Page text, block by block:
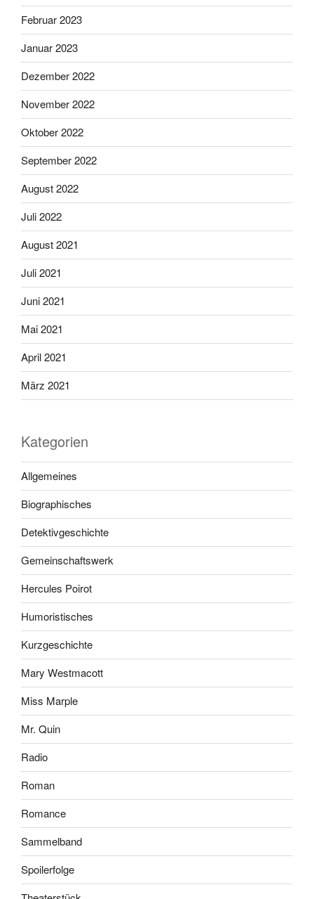
Februar 2023
Januar 2023
Dezember 2022
November 2022
Oktober 2022
September 2022
August 2022
Juli 2022
August 2021
Juli 2021
Juni 2021
Mai 2021
April 2021
März 2021
Kategorien
Allgemeines
Biographisches
Detektivgeschichte
Gemeinschaftswerk
Hercules Poirot
Humoristisches
Kurzgeschichte
Mary Westmacott
Miss Marple
Mr. Quin
Radio
Roman
Romance
Sammelband
Spoilerfolge